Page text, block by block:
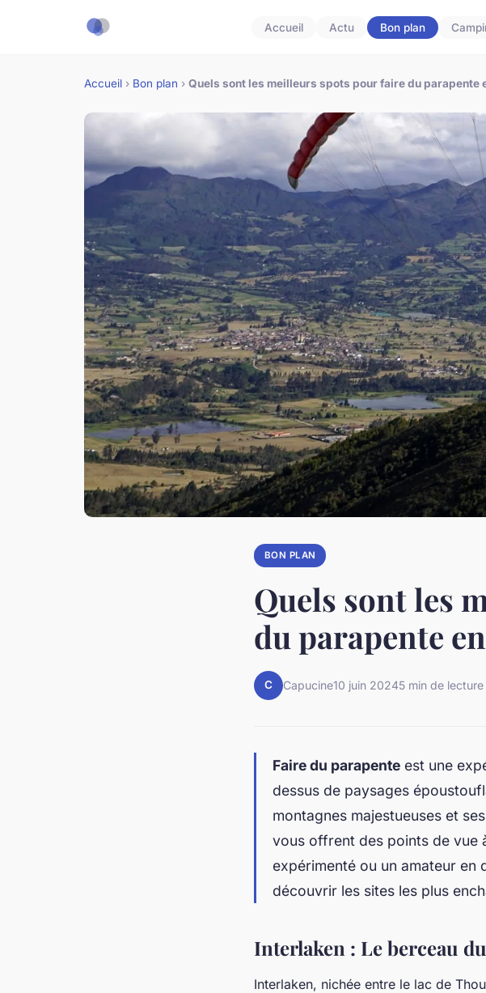
Accueil Actu Bon plan
Accueil › Bon plan › Quels sont les meilleurs spots pour faire du parapente
BON PLAN
Quels sont les
du parapente
C Capucine10 juin 20245 min de lecture
Faire du parapente est une
dessus de paysages
montagnes majestueuses et
vous offrent des points de vue
expérimenté ou un amateur en
découvrir les sites les plus
Interlaken : Le berceau
Interlaken, nichée entre le lac de